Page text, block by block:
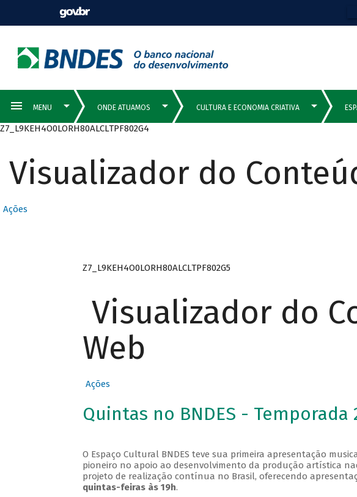
Z7_L9KEH4O0LORH80ALCLTPF802G4
Visualizador do
Ações
Z7_L9KEH4O0LORH80ALCLTPF802G5
Visualizador do
Web
Ações
Quintas no BNDES - Temporada
O Espaço Cultural BNDES teve sua primeira apresentação
pioneiro no apoio ao desenvolvimento da produção artística
projeto de realização contínua no Brasil, oferecendo
quintas-feiras às 19h.